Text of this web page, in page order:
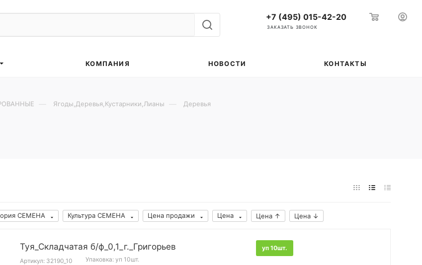
+7 (495) 015-42-20
ЗАКАЗАТЬ ЗВОНОК
КОМПАНИЯ НОВОСТИ КОНТАКТЫ
— Ягоды,Деревья,Кустарники,Лианы — Деревья
СЕМЕНА Культура СЕМЕНА Цена продажи Цена Цена ↑ Цена ↓
Туя_Складчатая б/ф_0,1_г._Григорьев
Артикул: 32190_10 Упаковка: уп 10шт.
уп 10шт.